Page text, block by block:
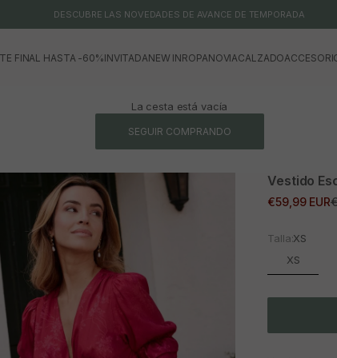
DESCUBRE LAS NOVEDADES DE AVANCE DE TEMPORADA
FINAL HASTA -60%INVITADANEW INROPANOVIACALZADO
La cesta está vacía
SEGUIR COMPRANDO
Vestido
Precio de
€59,99 EUR
Talla:XS
XS